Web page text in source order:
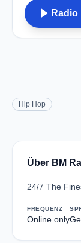
play_arrow Radio
Hip Hop
Über BM
24/7 The
FREQUENZ
Online only